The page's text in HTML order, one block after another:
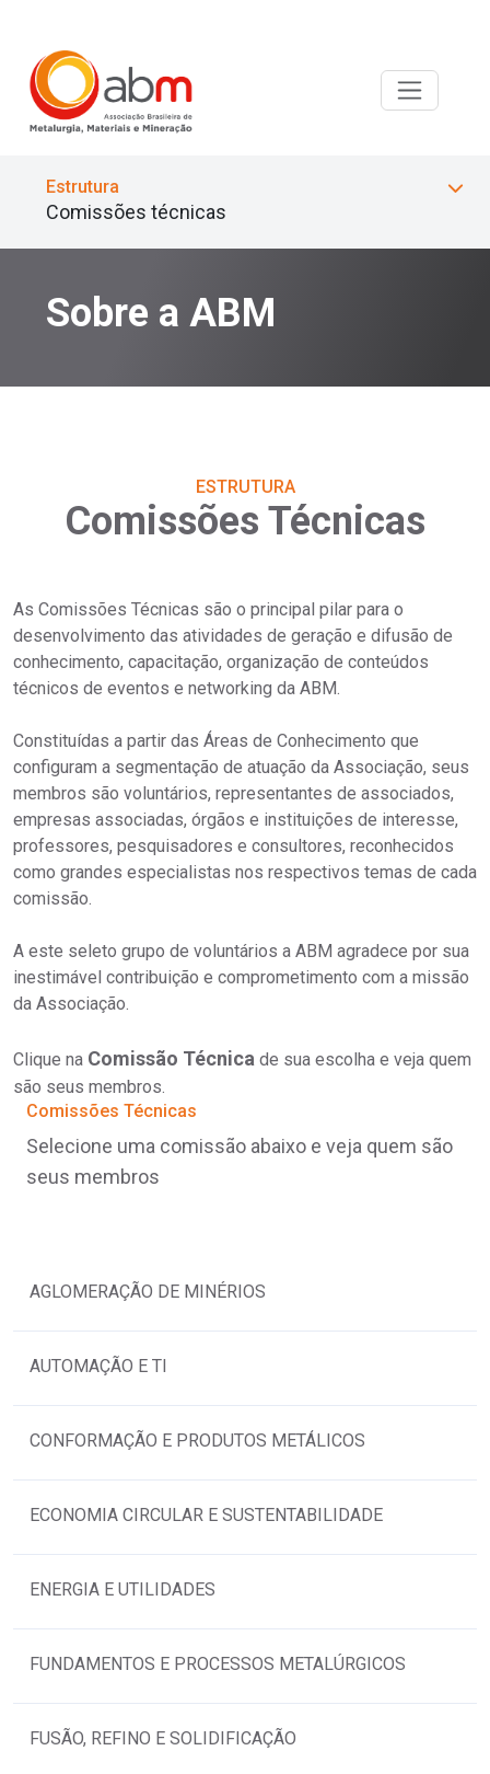
Estrutura
Comissões técnicas
Sobre a ABM
ESTRUTURA
Comissões Técnicas
As Comissões Técnicas são o principal pilar para o
desenvolvimento das atividades de geração e difusão de
conhecimento, capacitação, organização de conteúdos
técnicos de eventos e networking da ABM.
Constituídas a partir das Áreas de Conhecimento que
configuram a segmentação de atuação da Associação, seus
membros são voluntários, representantes de associados,
empresas associadas, órgãos e instituições de interesse,
professores, pesquisadores e consultores, reconhecidos
como grandes especialistas nos respectivos temas de cada
comissão.
A este seleto grupo de voluntários a ABM agradece por sua
inestimável contribuição e comprometimento com a missão
da Associação.
Clique na Comissão Técnica de sua escolha e veja quem
são seus membros.
Comissões Técnicas
Selecione uma comissão abaixo e veja quem são
seus membros
AGLOMERAÇÃO DE MINÉRIOS
AUTOMAÇÃO E TI
CONFORMAÇÃO E PRODUTOS METÁLICOS
ECONOMIA CIRCULAR E SUSTENTABILIDADE
ENERGIA E UTILIDADES
FUNDAMENTOS E PROCESSOS METALÚRGICOS
FUSÃO, REFINO E SOLIDIFICAÇÃO